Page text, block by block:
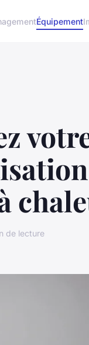
Équipement
de lecture